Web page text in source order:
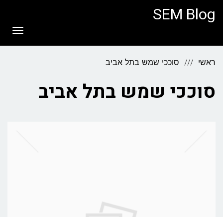
SEM Blog
ראשי סוככי שמש בתל אביב
סוככי שמש בתל אביב